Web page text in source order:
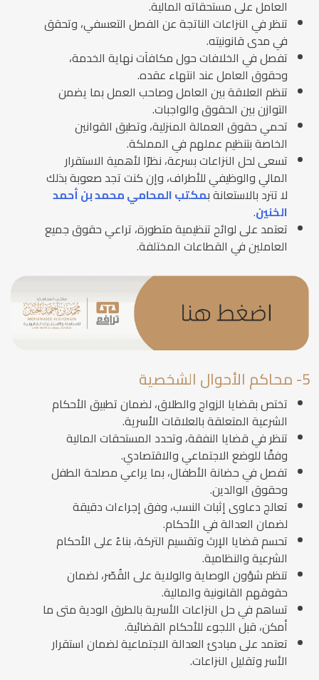
العامل على مستحقاته المالية.
تنظر في النزاعات الناتجة عن الفصل التعسفي، وتحقق
في مدى قانونيته.
تفصل في الخلافات حول مكافآت نهاية الخدمة،
وحقوق العامل عند انتهاء عقده.
تنظم العلاقة بين العامل وصاحب العمل بما يضمن
التوازن بين الحقوق والواجبات.
تحمي حقوق العمالة المنزلية، وتطبق القوانين
الخاصة بتنظيم عملهم في المملكة.
تسعى لحل النزاعات بسرعة، نظرًا لأهمية الاستقرار
المالي والوظيفي للأطراف، وإن كنت تجد صعوبة بذلك
لا تترد بالاستعانة بمكتب المحامي محمد بن أحمد
الخنين.
تعتمد على لوائح تنظيمية متطورة، تراعي حقوق جميع
العاملين في القطاعات المختلفة.
5- محاكم الأحوال الشخصية
تختص بقضايا الزواج والطلاق، لضمان تطبيق الأحكام
الشرعية المتعلقة بالعلاقات الأسرية.
تنظر في قضايا النفقة، وتحدد المستحقات المالية
وفقًا للوضع الاجتماعي والاقتصادي.
تفصل في حضانة الأطفال، بما يراعي مصلحة الطفل
وحقوق الوالدين.
تعالج دعاوى إثبات النسب، وفق إجراءات دقيقة
لضمان العدالة في الأحكام.
تحسم قضايا الإرث وتقسيم التركة، بناءً على الأحكام
الشرعية والنظامية.
تنظم شؤون الوصاية والولاية على القُصّر، لضمان
حقوقهم القانونية والمالية.
تساهم في حل النزاعات الأسرية بالطرق الودية متى ما
أمكن، قبل اللجوء للأحكام القضائية.
تعتمد على مبادئ العدالة الاجتماعية لضمان استقرار
الأسر وتقليل النزاعات.